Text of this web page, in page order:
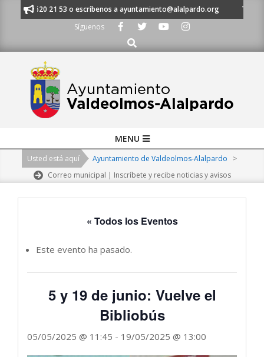
al 91 620 21 53 o escríbenos a ayuntamiento@alalpardo.org
TE
Síguenos
Buscar
Navigation
MENU
Usted está aquí Ayuntamiento de Valdeolmos-Alalpardo
>
Correo municipal | Inscríbete y recibe noticias y avisos
« Todos los Eventos
Este evento ha pasado.
5 y 19 de junio: Vuelve el
Bibliobús
05/05/2025 @ 11:45 - 19/05/2025 @ 13:00